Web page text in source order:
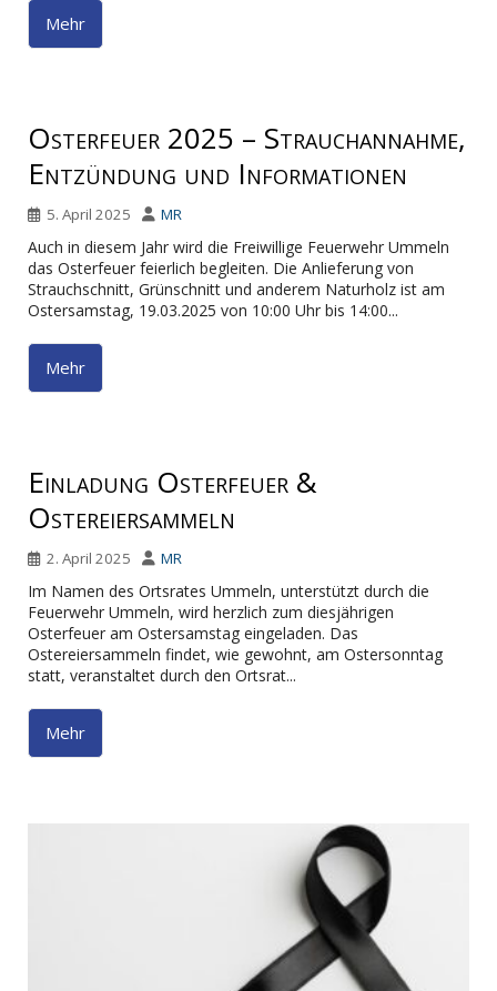
Mehr
Osterfeuer 2025 – Strauchannahme,
Entzündung und Informationen
5. April 2025 MR
Auch in diesem Jahr wird die Freiwillige Feuerwehr Ummeln
das Osterfeuer feierlich begleiten. Die Anlieferung von
Strauchschnitt, Grünschnitt und anderem Naturholz ist am
Ostersamstag, 19.03.2025 von 10:00 Uhr bis 14:00...
Mehr
Einladung Osterfeuer &
Ostereiersammeln
2. April 2025 MR
Im Namen des Ortsrates Ummeln, unterstützt durch die
Feuerwehr Ummeln, wird herzlich zum diesjährigen
Osterfeuer am Ostersamstag eingeladen. Das
Ostereiersammeln findet, wie gewohnt, am Ostersonntag
statt, veranstaltet durch den Ortsrat...
Mehr